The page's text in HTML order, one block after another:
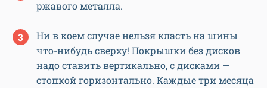
ржавого металла.
Ни в коем случае нельзя класть на шины
что-нибудь сверху! Покрышки без дисков
надо ставить вертикально, с дисками —
стопкой горизонтально. Каждые три месяца